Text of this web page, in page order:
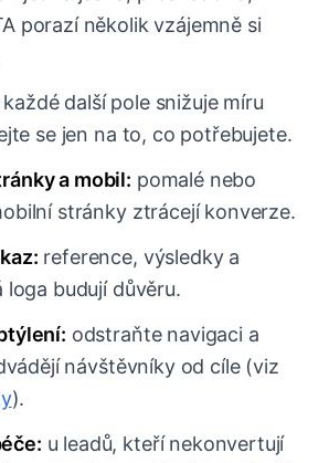
porazí několik vzájemně si
každé další pole snižuje míru
se jen na to, co potřebujete.
a mobil: pomalé nebo
stránky ztrácejí konverze.
reference, výsledky a
budují důvěru.
odstraňte navigaci a
návštěvníky od cíle (viz
).
u leadů, kteří nekonvertují